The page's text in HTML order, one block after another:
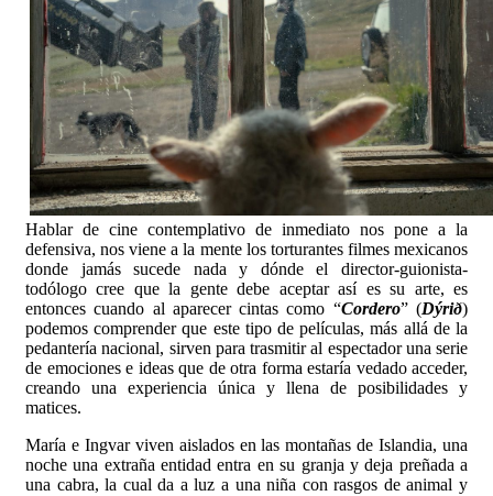
Hablar de cine contemplativo de inmediato nos pone a la
defensiva, nos viene a la mente los torturantes filmes mexicanos
donde jamás sucede nada y dónde el director-guionista-
todólogo cree que la gente debe aceptar así es su arte, es
entonces cuando al aparecer cintas como “Cordero” (Dýrið)
podemos comprender que este tipo de películas, más allá de la
pedantería nacional, sirven para trasmitir al espectador una serie
de emociones e ideas que de otra forma estaría vedado acceder,
creando una experiencia única y llena de posibilidades y
matices.
María e Ingvar viven aislados en las montañas de Islandia, una
noche una extraña entidad entra en su granja y deja preñada a
una cabra, la cual da a luz a una niña con rasgos de animal y